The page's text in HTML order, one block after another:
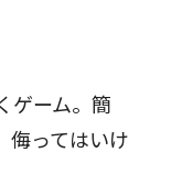
ゲーム。簡
侮ってはいけ